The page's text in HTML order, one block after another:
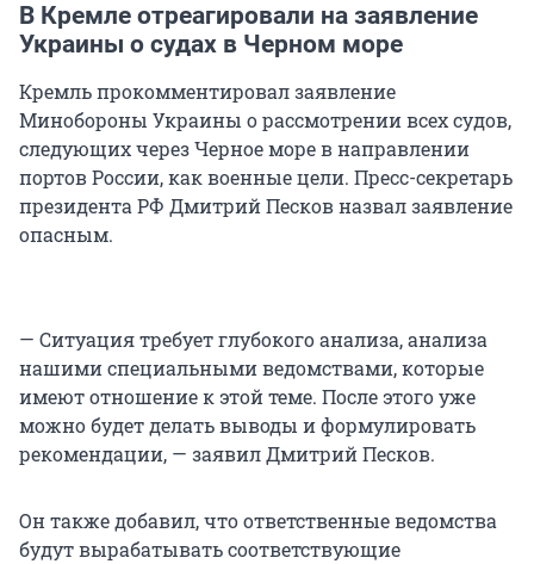
В Кремле отреагировали на заявление
Украины о судах в Черном море
Кремль прокомментировал заявление
Минобороны Украины о рассмотрении всех судов,
следующих через Черное море в направлении
портов России, как военные цели. Пресс-секретарь
президента РФ Дмитрий Песков назвал заявление
опасным.
— Ситуация требует глубокого анализа, анализа
нашими специальными ведомствами, которые
имеют отношение к этой теме. После этого уже
можно будет делать выводы и формулировать
рекомендации, — заявил Дмитрий Песков.
Он также добавил, что ответственные ведомства
будут вырабатывать соответствующие